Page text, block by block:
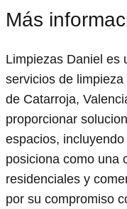
Más
Limpiezas Daniel es
servicios de
de Catarroja,
proporcionar
espacios,
posiciona como una
residenciales y
por su compromiso